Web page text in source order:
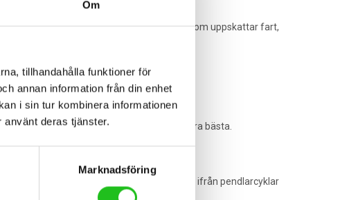
Om
tillhandahålla funktioner för
annan information från din enhet
i sin tur kombinera informationen
använt deras tjänster.
Marknadsföring
en oöverträffad åkkänsla. Perfekt för dig som uppskattar fart,
och passion möts för att ge dig det allra bästa.
tillverkar cyklar i nästan alla kategorier, allt ifrån pendlarcyklar